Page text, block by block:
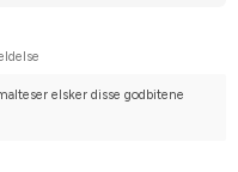
elsker disse godbitene